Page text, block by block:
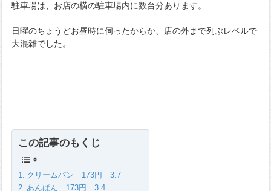
駐車場は、お店の横の駐車場内に数台分あります。
日曜のちょうどお昼時に伺ったからか、店の外まで列ぶレベルで
大混雑でした。
この記事のもくじ
クリームパン 173円 3.7
あんぱん 173円 3.4